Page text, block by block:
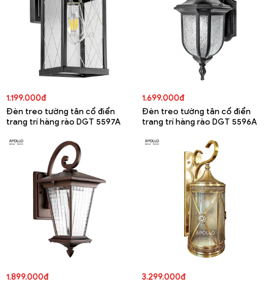
1.199.000đ
Đèn treo tường tân cổ điển
trang trí hàng rào DGT 5597A
1.699.000đ
Đèn treo tường tân cổ điển
trang trí hàng rào DGT 5596A
1.899.000đ
3.299.000đ